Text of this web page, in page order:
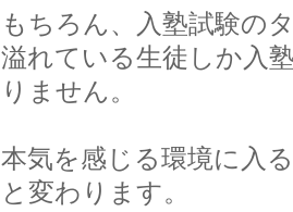
もちろん、入塾試験の
溢れている生徒しか入
りません。
本気を感じる環境に入
と変わります。